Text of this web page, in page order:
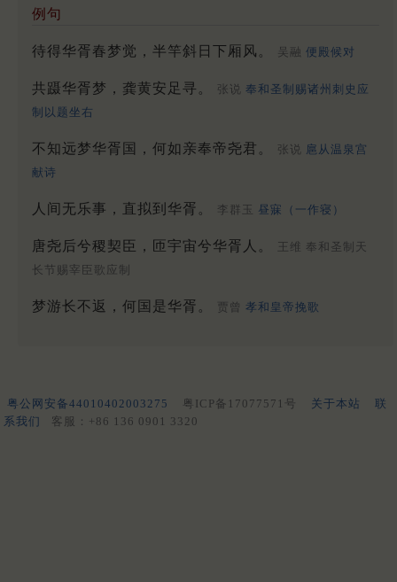
例句
待得华胥春梦觉，半竿斜日下厢风。 吴融 便殿候对
共蹑华胥梦，龚黄安足寻。 张说 奉和圣制赐诸州刺史应
制以题坐右
不知远梦华胥国，何如亲奉帝尧君。 张说 扈从温泉宫
献诗
人间无乐事，直拟到华胥。 李群玉 昼寐（一作寝）
唐尧后兮稷契臣，匝宇宙兮华胥人。
王维 奉和圣制天
长节赐宰臣歌应制
梦游长不返，何国是华胥。 贾曾 孝和皇帝挽歌
粤公网安备44010402003275 粤ICP备17077571号 关于本站
联
系我们
客服：+86 136 0901 3320